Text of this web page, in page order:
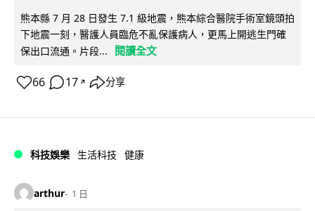
熊本縣 7 月 28 日發生 7.1 級地震，熊本綜合醫院手術室鏡頭拍
下地震一刻，醫護人員臨危不亂保護病人，更馬上開逃生門確
保出口流通。片段...
閱讀全文
66 17 ↗ 分享
科技娛樂 生活科技 健康
arthur 1 日